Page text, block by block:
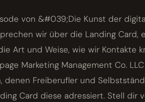
von &#039;Die Kunst der
wir über die Landing Card,
Art und Weise, wie wir Kontakte
Marketing Management Co.
denen Freiberufler und
Card diese adressiert. Stell dir